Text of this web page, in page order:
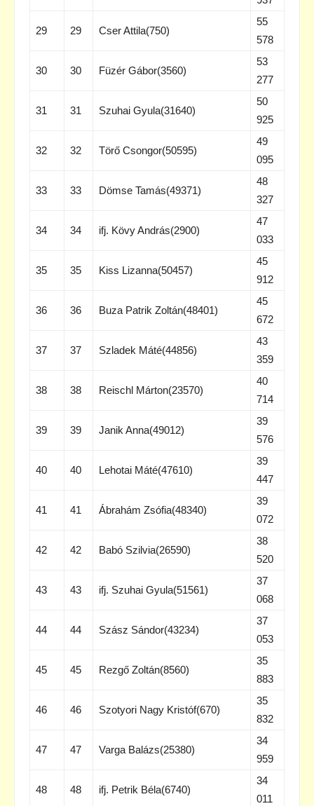
29 29 Cser Attila(750)
55
578
30 30 Füzér Gábor(3560)
53
277
31 31 Szuhai Gyula(31640)
50
925
32 32 Törő Csongor(50595)
49
095
33 33 Dömse Tamás(49371)
48
327
34 34 ifj. Kövy András(2900)
47
033
35 35 Kiss Lizanna(50457)
45
912
36 36 Buza Patrik Zoltán(48401)
45
672
37 37 Szladek Máté(44856)
43
359
38 38 Reischl Márton(23570)
40
714
39 39 Janik Anna(49012)
39
576
40 40 Lehotai Máté(47610)
39
447
41 41 Ábrahám Zsófia(48340)
39
072
42 42 Babó Szilvia(26590)
38
520
43 43 ifj. Szuhai Gyula(51561)
37
068
44 44 Szász Sándor(43234)
37
053
45 45 Rezgő Zoltán(8560)
35
883
46 46 Szotyori Nagy Kristóf(670)
35
832
47 47 Varga Balázs(25380)
34
959
48 48 ifj. Petrik Béla(6740)
34
011